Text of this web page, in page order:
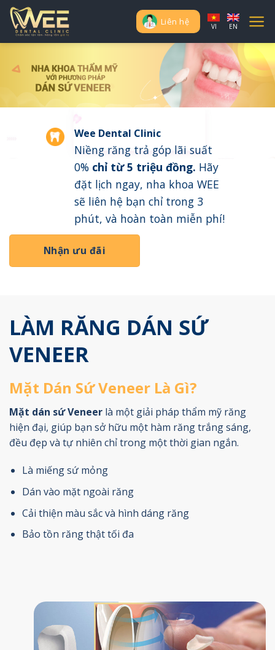
Skip
content
Liên hệ VI EN
Wee Dental Clinic
Niềng răng trả góp lãi suất
0% chỉ từ 5 triệu đồng. Hãy
đặt lịch ngay, nha khoa WEE
sẽ liên hệ bạn chỉ trong 3
phút, và hoàn toàn miễn phí!
Nhận ưu đãi
LÀM RĂNG DÁN SỨ
VENEER
Mặt Dán Sứ Veneer Là Gì?
Mặt dán sứ Veneer là một giải pháp thẩm mỹ răng
hiện đại, giúp bạn sở hữu một hàm răng trắng sáng,
đều đẹp và tự nhiên chỉ trong một thời gian ngắn.
Là miếng sứ mỏng
Dán vào mặt ngoài răng
Cải thiện màu sắc và hình dáng răng
Bảo tồn răng thật tối đa